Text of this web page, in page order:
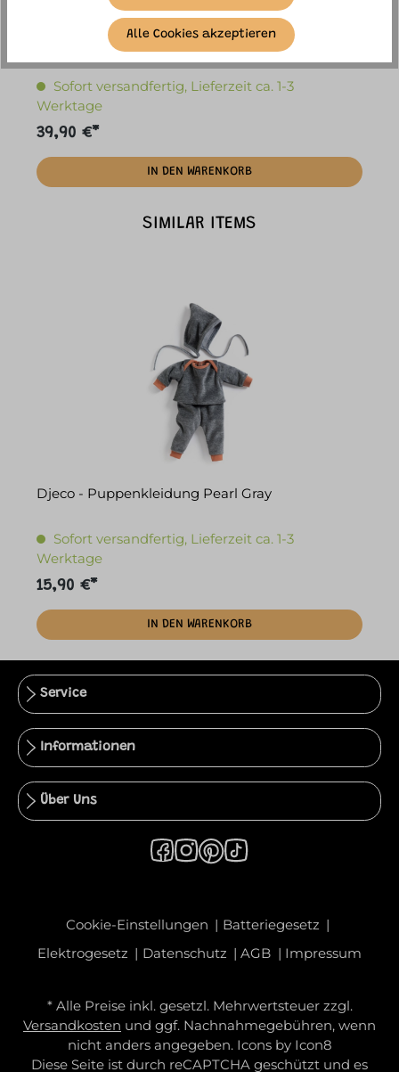
Djeco - Puppe Pomea "Flora"
Sofort versandfertig, Lieferzeit ca. 1-3
Werktage
39,90 €*
IN DEN WARENKORB
SIMILAR ITEMS
Djeco - Puppenkleidung Pearl Gray
Sofort versandfertig, Lieferzeit ca. 1-3
Werktage
15,90 €*
IN DEN WARENKORB
Service
Informationen
Über Uns
Cookie-Einstellungen
Batteriegesetz
Elektrogesetz
Datenschutz AGB Impressum
* Alle Preise inkl. gesetzl. Mehrwertsteuer zzgl.
Versandkosten und ggf. Nachnahmegebühren, wenn
nicht anders angegeben. Icons by Icon8
Diese Seite ist durch reCAPTCHA geschützt und es
Alle Cookies akzeptieren